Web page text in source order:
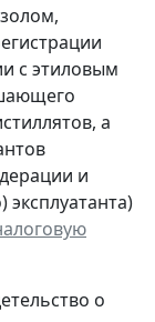
с этиловым
а
и
о